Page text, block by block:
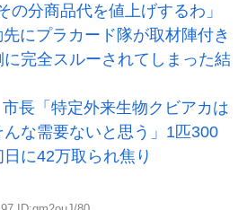
の分商品代を値上げするわ」
にプラカード隊が取材陣付き
完全スルーされてしまった結
市長「特定外来生物クビアカは
な需要ないと思う」1匹300
に42万取られ焦り